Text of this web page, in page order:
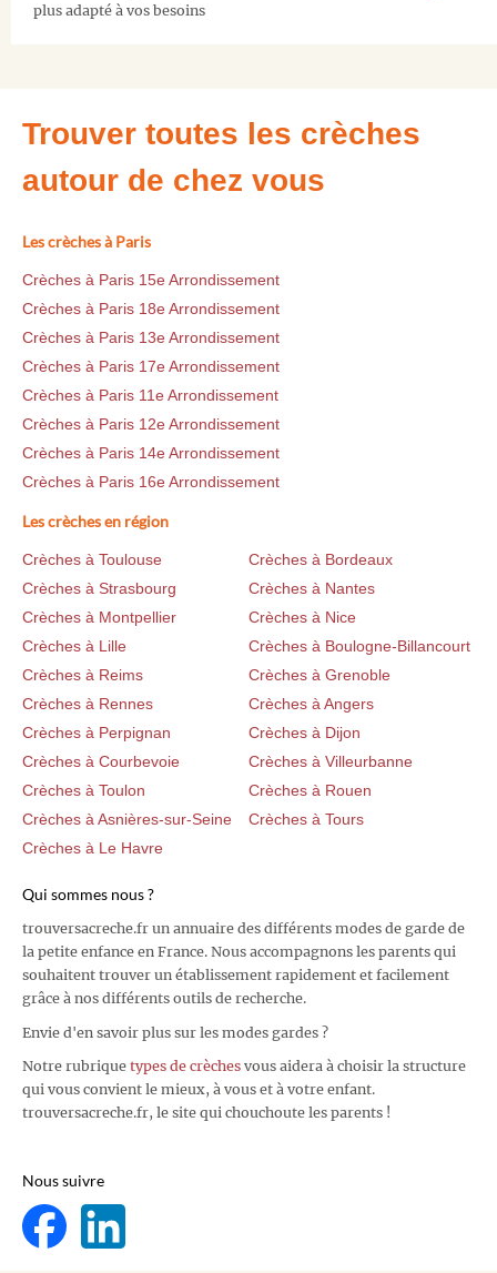
plus adapté à vos besoins
Trouver toutes les crèches
autour de chez vous
Les crèches à Paris
Crèches à Paris 15e Arrondissement
Crèches à Paris 18e Arrondissement
Crèches à Paris 13e Arrondissement
Crèches à Paris 17e Arrondissement
Crèches à Paris 11e Arrondissement
Crèches à Paris 12e Arrondissement
Crèches à Paris 14e Arrondissement
Crèches à Paris 16e Arrondissement
Les crèches en région
Crèches à Toulouse
Crèches à Bordeaux
Crèches à Strasbourg
Crèches à Nantes
Crèches à Montpellier
Crèches à Nice
Crèches à Lille
Crèches à Boulogne-Billancourt
Crèches à Reims
Crèches à Grenoble
Crèches à Rennes
Crèches à Angers
Crèches à Perpignan
Crèches à Dijon
Crèches à Courbevoie
Crèches à Villeurbanne
Crèches à Toulon
Crèches à Rouen
Crèches à Asnières-sur-Seine
Crèches à Tours
Crèches à Le Havre
Qui sommes nous ?
trouversacreche.fr un annuaire des différents modes de garde de
la petite enfance en France. Nous accompagnons les parents qui
souhaitent trouver un établissement rapidement et facilement
grâce à nos différents outils de recherche.
Envie d'en savoir plus sur les modes gardes ?
Notre rubrique types de crèches vous aidera à choisir la structure
qui vous convient le mieux, à vous et à votre enfant.
trouversacreche.fr, le site qui chouchoute les parents !
Nous suivre